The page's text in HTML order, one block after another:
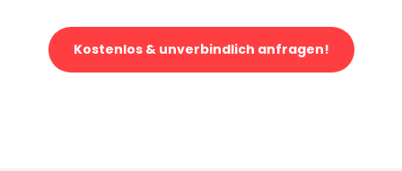
Kostenlos & unverbindlich anfragen!